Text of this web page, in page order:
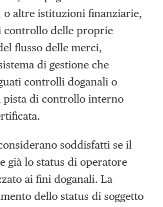
o altre istituzioni finanziarie,
controllo delle proprie
flusso delle merci,
di gestione che
controlli doganali o
pista di controllo interno
soddisfatti se il
già lo status di operatore
ai fini doganali. La
dello status di soggetto